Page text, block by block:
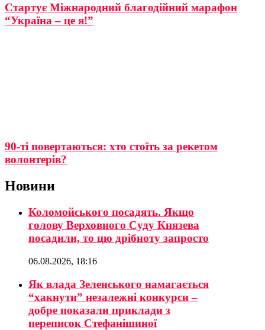
Стартує Міжнародний благодійний марафон
“Україна – це я!”
90-ті повертаються: хто стоїть за рекетом
волонтерів?
Новини
Коломойського посадять. Якщо
голову Верховного Суду Князева
посадили, то цю дрібноту запросто
06.08.2026, 18:16
Як влада Зеленського намагається
“хакнути” незалежні конкурси –
добре показали приклади з
переписок Стефанішиної